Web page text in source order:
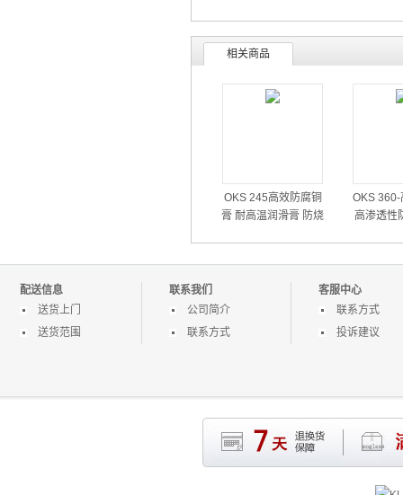
相关商品
OKS 245高效防腐铜
膏 耐高温润滑膏 防烧
OKS 360-
高渗透性
配送信息
送货上门
送货范围
联系我们
公司简介
联系方式
客服中心
联系方式
投诉建议